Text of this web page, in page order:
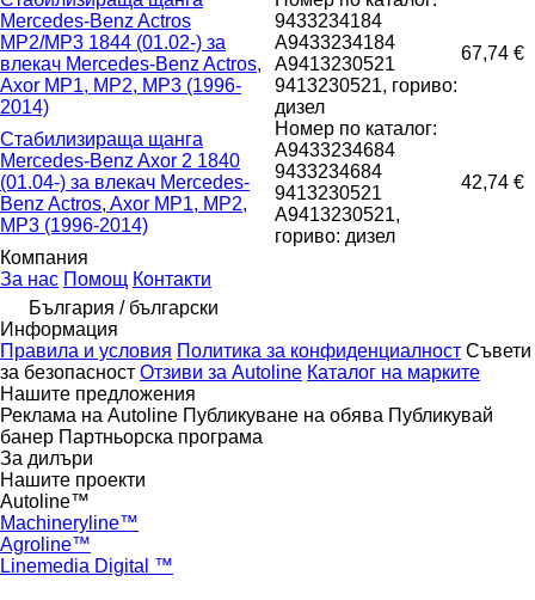
Mercedes-Benz Actros
MP2/MP3 1844 (01.02-) за
влекач Mercedes-Benz Actros,
Axor MP1, MP2, MP3 (1996-
2014)
9433234184
A9433234184
A9413230521
9413230521, гориво:
дизел
67,74 €
Стабилизираща щанга
Mercedes-Benz Axor 2 1840
(01.04-) за влекач Mercedes-
Benz Actros, Axor MP1, MP2,
MP3 (1996-2014)
Номер по каталог:
A9433234684
9433234684
9413230521
A9413230521,
гориво: дизел
42,74 €
Компания
За нас Помощ Контакти
България / български
Информация
Правила и условия Политика за конфиденциалност Съвети
за безопасност Отзиви за Autoline Каталог на марките
Нашите предложения
Реклама на Autoline Публикуване на обява Публикувай
банер Партньорска програма
За дилъри
Нашите проекти
Autoline™
Machineryline™
Agroline™
Linemedia Digital ™